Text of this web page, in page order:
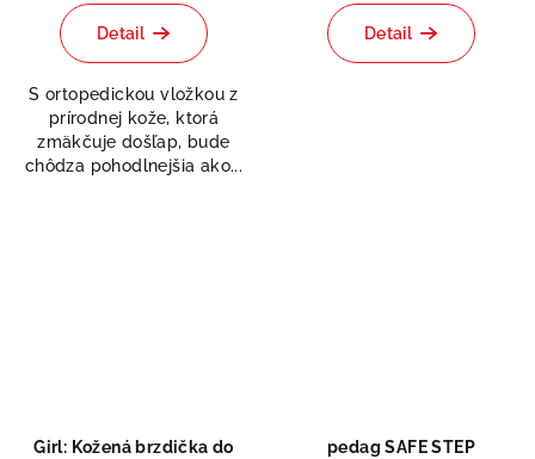
produktu
z
5
hviezdičiek.
Detail
S ortopedickou vložkou z
prírodnej kože, ktorá
zmäkčuje došľap, bude
chôdza pohodlnejšia ako...
produktu
Detail
Girl: Kožená brzdička do
pedag SAFE STEP